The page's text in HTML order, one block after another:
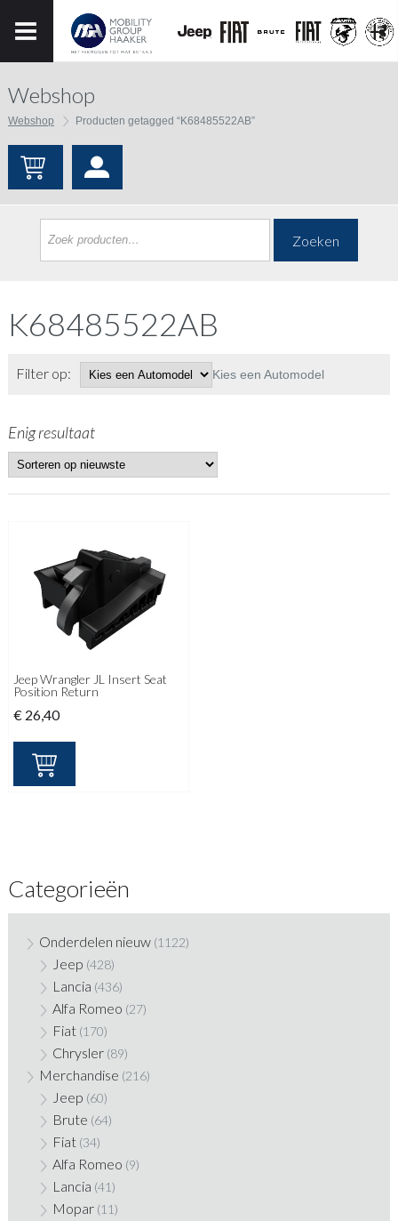
Webshop
Webshop Producten getagged “K68485522AB”
Zoeken
K68485522AB
Filter op: Kies een Automodel
Enig resultaat
Jeep Wrangler JL Insert Seat
Position Return
€ 26,40
Categorieën
Onderdelen nieuw (1122)
Jeep (428)
Lancia (436)
Alfa Romeo (27)
Fiat (170)
Chrysler (89)
Merchandise (216)
Jeep (60)
Brute (64)
Fiat (34)
Alfa Romeo (9)
Lancia (41)
Mopar (11)